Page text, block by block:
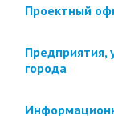
Проектный
Предприятия,
города